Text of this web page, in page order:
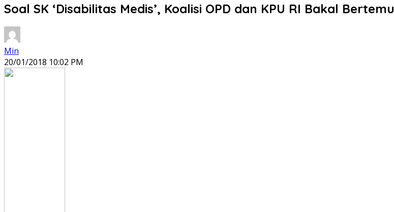
Soal SK ‘Disabilitas Medis’, Koalisi OPD dan KPU RI Bakal Bertemu
Min
20/01/2018 10:02 PM